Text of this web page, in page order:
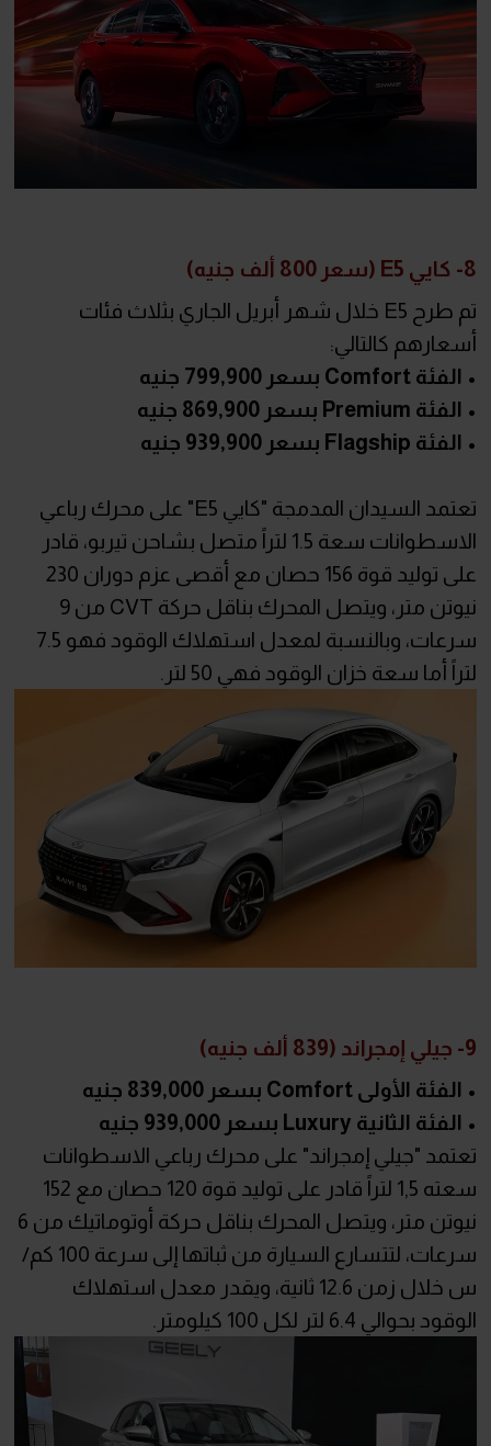
8- كايي E5 (سعر 800 ألف جنيه)
تم طرح E5 خلال شهر أبريل الجاري بثلاث فئات
أسعارهم كالتالي:
• الفئة Comfort بسعر 799,900 جنيه
• الفئة Premium بسعر 869,900 جنيه
• الفئة Flagship بسعر 939,900 جنيه
تعتمد السيدان المدمجة "كايي E5" على محرك رباعي
الاسطوانات سعة 1.5 لتراً متصل بشاحن تيربو، قادر
على توليد قوة 156 حصان مع أقصى عزم دوران 230
نيوتن متر، ويتصل المحرك بناقل حركة CVT من 9
سرعات، وبالنسبة لمعدل استهلاك الوقود فهو 7.5
لتراً أما سعة خزان الوقود فهي 50 لتر.
9- جيلي إمجراند (839 ألف جنيه)
• الفئة الأولى Comfort بسعر 839,000 جنيه
• الفئة الثانية Luxury بسعر 939,000 جنيه
تعتمد "جيلي إمجراند" على محرك رباعي الاسطوانات
سعته 1,5 لتراً قادر على توليد قوة 120 حصان مع 152
نيوتن متر، ويتصل المحرك بناقل حركة أوتوماتيك من 6
سرعات، لتتسارع السيارة من ثباتها إلى سرعة 100 كم/
س خلال زمن 12.6 ثانية، ويقدر معدل استهلاك
الوقود بحوالي 6.4 لتر لكل 100 كيلومتر.